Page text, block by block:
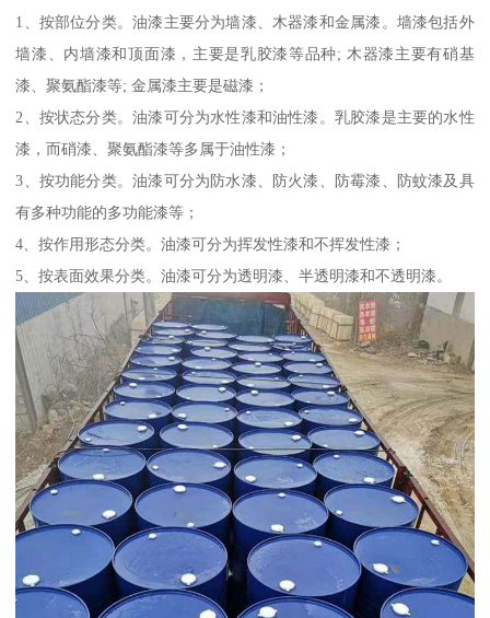
1、按部位分类。油漆主要分为墙漆、木器漆和金属漆。墙漆包括外
墙漆、内墙漆和顶面漆，主要是乳胶漆等品种; 木器漆主要有硝基
漆、聚氨酯漆等; 金属漆主要是磁漆；
2、按状态分类。油漆可分为水性漆和油性漆。乳胶漆是主要的水性
漆，而硝漆、聚氨酯漆等多属于油性漆；
3、按功能分类。油漆可分为防水漆、防火漆、防霉漆、防蚊漆及具
有多种功能的多功能漆等；
4、按作用形态分类。油漆可分为挥发性漆和不挥发性漆；
5、按表面效果分类。油漆可分为透明漆、半透明漆和不透明漆。